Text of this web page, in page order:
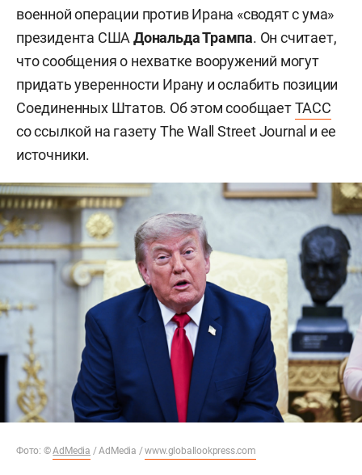
военной операции против Ирана «сводят с ума»
президента СШАДональда Трампа. Он считает,
что сообщения о нехватке вооружений могут
придать уверенности Ирану и ослабить позиции
Соединенных Штатов. Об этом сообщаетТАСС
со ссылкой на газету The Wall Street Journal и ее
источники.
Фото: ©AdMedia / AdMedia /www.globallookpress.com